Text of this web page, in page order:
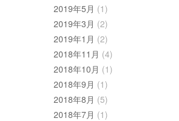
2019年5月 (1)
2019年3月 (2)
2019年1月 (2)
2018年11月 (4)
2018年10月 (1)
2018年9月 (1)
2018年8月 (5)
2018年7月 (1)